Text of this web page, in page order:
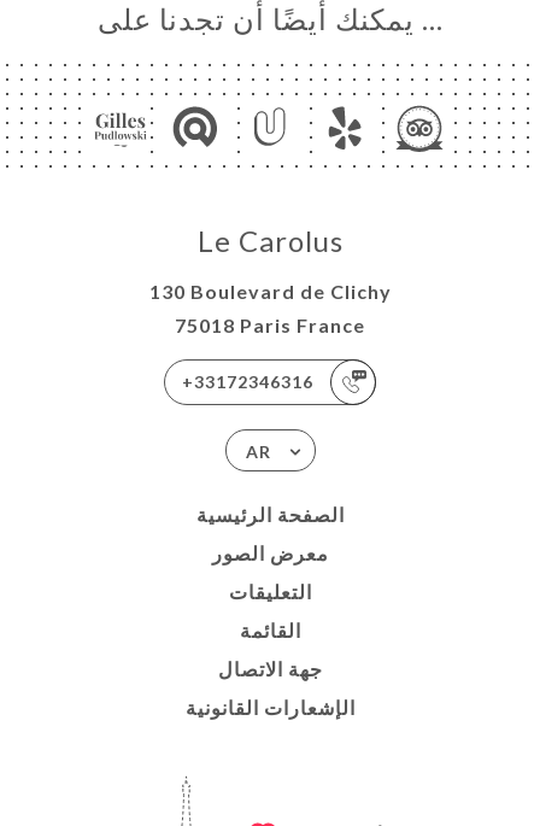
… يمكنك أيضًا أن تجدنا على
Le Carolus
130 Boulevard de Clichy
75018 Paris France
+33172346316
AR
الصفحة الرئيسية
معرض الصور
التعليقات
القائمة
جهة الاتصال
الإشعارات القانونية